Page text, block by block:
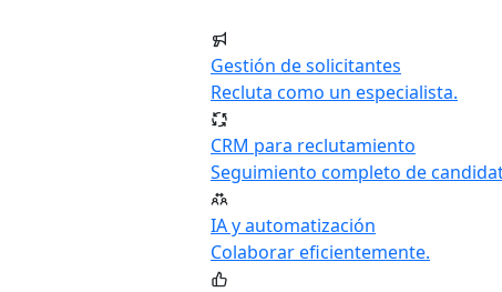
Gestión de solicitantes
Recluta como un especialista.
CRM para reclutamiento
Seguimiento completo de
IA y automatización
Colaborar eficientemente.